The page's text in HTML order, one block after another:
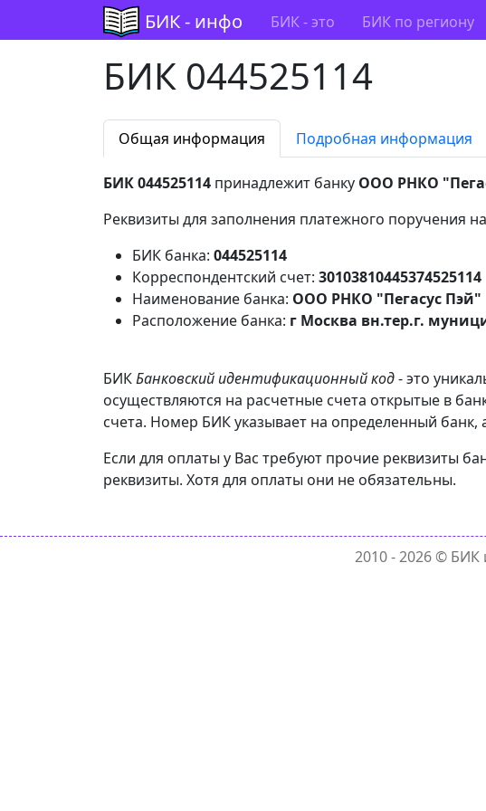
БИК - инфо БИК - это БИК по региону
БИК 044525114
Общая информация Подробная информация
БИК 044525114 принадлежит банку ООО РНКО
Реквизиты для заполнения платежного поручения
БИК банка: 044525114
Корреспондентский счет: 30103810445374525114
Наименование банка: ООО РНКО "Пегасус Пэй"
Расположение банка: г Москва вн.тер.г.
БИКБанковский идентификационный код- это
осуществляются на расчетные счета открытые в
счета. Номер БИК указывает на определенный банк,
Если для оплаты у Вас требуют прочие реквизиты
реквизиты. Хотя для оплаты они не обязательны.
2010 - 2026 © БИК